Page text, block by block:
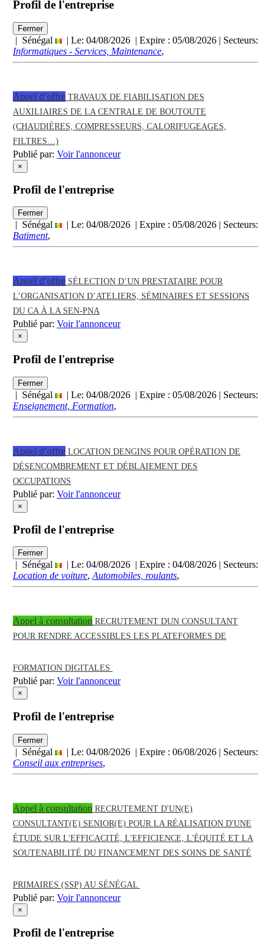
Profil de l'entreprise
Fermer
| Sénégal | Le: 04/08/2026 | Expire : 05/08/2026 | Secteurs:
Informatiques - Services, Maintenance,
Appel d’offre TRAVAUX DE FIABILISATION DES
AUXILIAIRES DE LA CENTRALE DE BOUTOUTE
(CHAUDIÈRES, COMPRESSEURS, CALORIFUGEAGES,
FILTRES…)
Publié par: Voir l'annonceur
×
Profil de l'entreprise
Fermer
| Sénégal | Le: 04/08/2026 | Expire : 05/08/2026 | Secteurs:
Batiment,
Appel d’offre SÉLECTION D’UN PRESTATAIRE POUR
L’ORGANISATION D’ATELIERS, SÉMINAIRES ET SESSIONS
DU CA À LA SEN-PNA
Publié par: Voir l'annonceur
×
Profil de l'entreprise
Fermer
| Sénégal | Le: 04/08/2026 | Expire : 05/08/2026 | Secteurs:
Enseignement, Formation,
Appel d’offre LOCATION DENGINS POUR OPÉRATION DE
DÉSENCOMBREMENT ET DÉBLAIEMENT DES
OCCUPATIONS
Publié par: Voir l'annonceur
×
Profil de l'entreprise
Fermer
| Sénégal | Le: 04/08/2026 | Expire : 04/08/2026 | Secteurs:
Location de voiture, Automobiles, roulants,
Appel à consultation RECRUTEMENT DUN CONSULTANT
POUR RENDRE ACCESSIBLES LES PLATEFORMES DE
FORMATION DIGITALES
Publié par: Voir l'annonceur
×
Profil de l'entreprise
Fermer
| Sénégal | Le: 04/08/2026 | Expire : 06/08/2026 | Secteurs:
Conseil aux entreprises,
Appel à consultation RECRUTEMENT D'UN(E)
CONSULTANT(E) SENIOR(E) POUR LA RÉALISATION D'UNE
ÉTUDE SUR L'EFFICACITÉ, L'EFFICIENCE, L'ÉQUITÉ ET LA
SOUTENABILITÉ DU FINANCEMENT DES SOINS DE SANTÉ
PRIMAIRES (SSP) AU SÉNÉGAL
Publié par: Voir l'annonceur
×
Profil de l'entreprise